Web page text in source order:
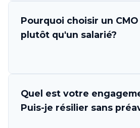
Un CMO (Chief Marketing
est un professionnel ou
spécialistes marketing qui
CMO vous met à
complète en direction
Pourquoi choisir un
plutôt qu'un salarié?
Les avantages sont
l'économie est considérable:
coûte CHF 150'000-
Quel est votre
Puis-je résilier sans